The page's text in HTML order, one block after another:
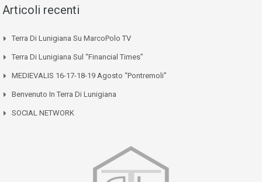
Articoli recenti
Terra Di Lunigiana Su MarcoPolo TV
Terra Di Lunigiana Sul “Financial Times”
MEDIEVALIS 16-17-18-19 Agosto “Pontremoli”
Benvenuto In Terra Di Lunigiana
SOCIAL NETWORK